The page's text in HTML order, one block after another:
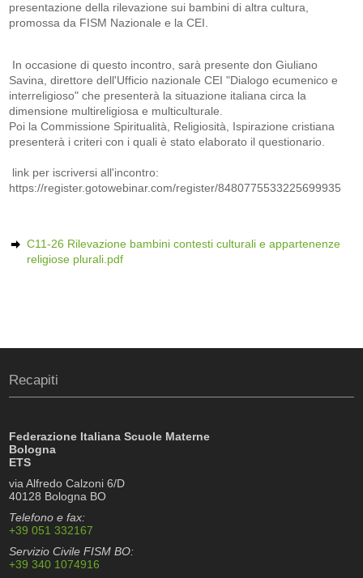
presentazione della rilevazione sui bambini di altra cultura,
promossa da FISM Nazionale e la CEI.
In occasione di questo incontro, sarà presente don Giuliano
Savina, direttore dell'Ufficio nazionale CEI "Dialogo ecumenico e
interreligioso" che presenterà la situazione italiana circa la
dimensione multireligiosa e multiculturale.
Poi la Commissione Spiritualità, Religiosità, Ispirazione cristiana
presenterà i criteri con i quali è stato elaborato il questionario.
link per iscriversi all'incontro:
https://register.gotowebinar.com/register/8480775533225699935
C11-26 Rilevazione bambini contesti culturali e appartenenze
religiose plurali.pdf
Recapiti
Federazione Italiana Scuole Materne
Bologna
ETS
via Alfredo Calzoni 6/D
40128 Bologna BO
Telefono e fax:
+39 051 332167
Servizio Civile FISM BO:
+39 340 1074916